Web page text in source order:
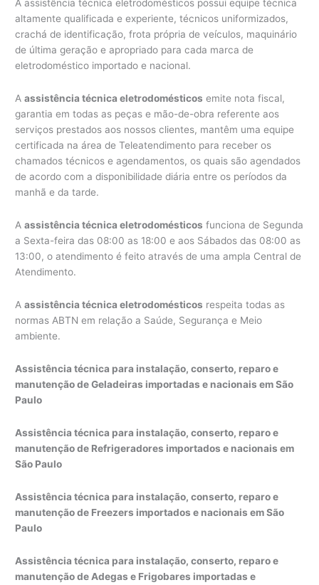
A assistência técnica eletrodomésticos possui equipe técnica
altamente qualificada e experiente, técnicos uniformizados,
crachá de identificação, frota própria de veículos, maquinário
de última geração e apropriado para cada marca de
eletrodoméstico importado e nacional.
Aassistência técnica eletrodomésticos emite nota fiscal,
garantia em todas as peças e mão-de-obra referente aos
serviços prestados aos nossos clientes, mantêm uma equipe
certificada na área de Teleatendimento para receber os
chamados técnicos e agendamentos, os quais são agendados
de acordo com a disponibilidade diária entre os períodos da
manhã e da tarde.
Aassistência técnica eletrodomésticos funciona de Segunda
a Sexta-feira das 08:00 as 18:00 e aos Sábados das 08:00 as
13:00, o atendimento é feito através de uma ampla Central de
Atendimento.
Aassistência técnica eletrodomésticos respeita todas as
normas ABTN em relação a Saúde, Segurança e Meio
ambiente.
Assistência técnica para instalação, conserto, reparo e
manutenção de Geladeiras importadas e nacionais em São
Paulo
Assistência técnica para instalação, conserto, reparo e
manutenção de Refrigeradores importados e nacionais em
São Paulo
Assistência técnica para instalação, conserto, reparo e
manutenção de Freezers importados e nacionais em São
Paulo
Assistência técnica para instalação, conserto, reparo e
manutenção de Adegas e Frigobares importadas e